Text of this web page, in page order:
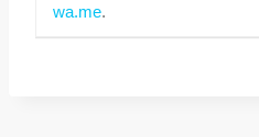
wa.me.